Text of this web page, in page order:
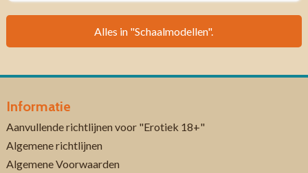
Alles in "Schaalmodellen".
Informatie
Aanvullende richtlijnen voor "Erotiek 18+"
Algemene richtlijnen
Algemene Voorwaarden